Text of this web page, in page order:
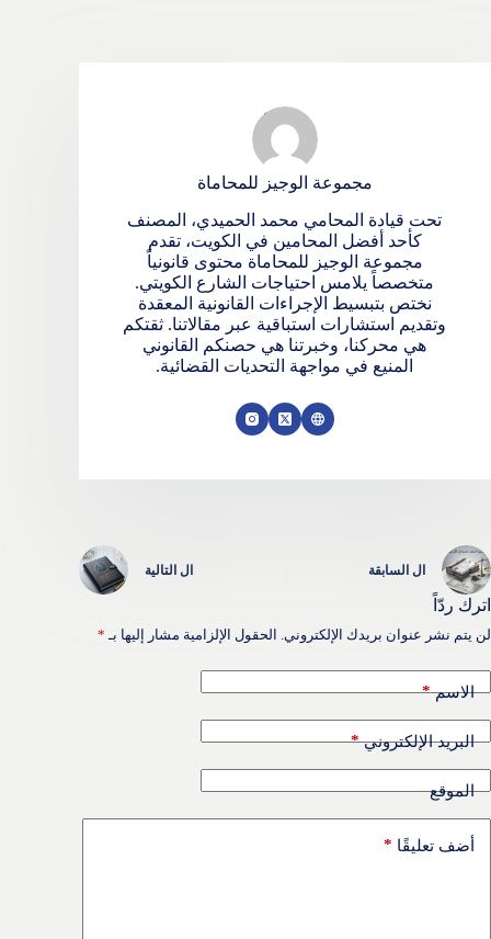
مجموعة الوجيز للمحاماة
تحت قيادة المحامي محمد الحميدي، المصنف
كأحد أفضل المحامين في الكويت، تقدم
مجموعة الوجيز للمحاماة محتوى قانونياً
متخصصاً يلامس احتياجات الشارع الكويتي.
نختص بتبسيط الإجراءات القانونية المعقدة
وتقديم استشارات استباقية عبر مقالاتنا. ثقتكم
هي محركنا، وخبرتنا هي حصنكم القانوني
المنيع في مواجهة التحديات القضائية.
ال السابقة ال التالية
اترك ردّاً
لن يتم نشر عنوان بريدك الإلكتروني. الحقول الإلزامية مشار إليها بـ *
الاسم*
البريد الإلكتروني*
الموقع
أضف تعليقًا *